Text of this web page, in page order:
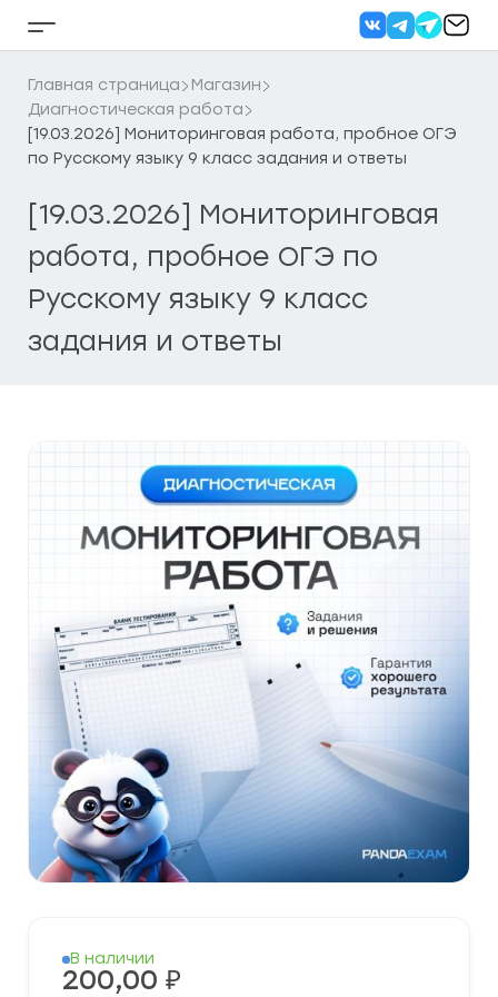
Кнопка
бокового
меню
Главная страница
Магазин
Диагностическая работа
[19.03.2026] Мониторинговая работа, пробное ОГЭ
по Русскому языку 9 класс задания и ответы
[19.03.2026] Мониторинговая
работа, пробное ОГЭ по
Русскому языку 9 класс
задания и ответы
В наличии
200,00 ₽